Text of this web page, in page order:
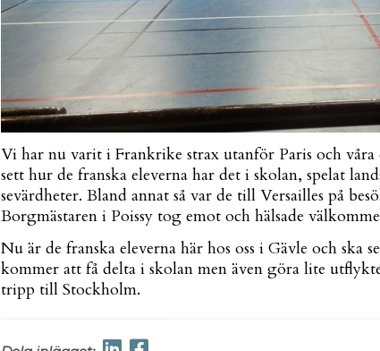
Vi har nu varit i Frankrike strax utanför Paris och våra
sett hur de franska eleverna har det i skolan, spelat
sevärdheter. Bland annat så var de till Versailles på
Borgmästaren i Poissy tog emot och hälsade
Nu är de franska eleverna här hos oss i Gävle och ska
kommer att få delta i skolan men även göra lite
tripp till Stockholm.